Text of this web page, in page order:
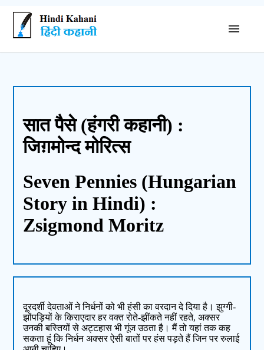
सात पैसे (हंगरी कहानी) :
जिग़मोन्द मोरित्स
Seven Pennies (Hungarian
Story in Hindi) :
Zsigmond Moritz
दूरदर्शी देवताओं ने निर्धनों को भी हंसी का वरदान दे दिया है। झुग्गी-
झोंपड़ियों के किराएदार हर वक्त रोते-झींकते नहीं रहते, अक्सर
उनकी बस्तियों से अट्टहास भी गूंज उठता है। मैं तो यहां तक कह
सकता हूं कि निर्धन अक्सर ऐसी बातों पर हंस पड़ते हैं जिन पर रुलाई